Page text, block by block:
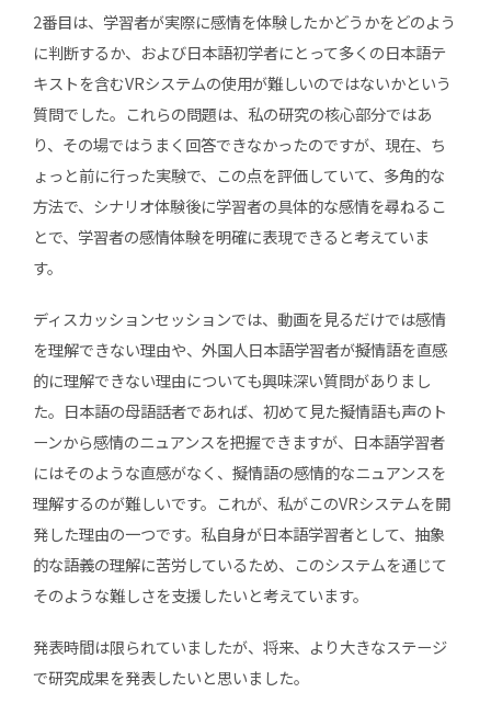
2番目は、学習者が実際に感情を体験したかどうかをどのよう
に判断するか、および日本語初学者にとって多くの日本語テ
キストを含むVRシステムの使用が難しいのではないかという
質問でした。これらの問題は、私の研究の核心部分ではあ
り、その場ではうまく回答できなかったのですが、現在、ち
ょっと前に行った実験で、この点を評価していて、多角的な
方法で、シナリオ体験後に学習者の具体的な感情を尋ねるこ
とで、学習者の感情体験を明確に表現できると考えていま
す。
ディスカッションセッションでは、動画を見るだけでは感情
を理解できない理由や、外国人日本語学習者が擬情語を直感
的に理解できない理由についても興味深い質問がありまし
た。日本語の母語話者であれば、初めて見た擬情語も声のト
ーンから感情のニュアンスを把握できますが、日本語学習者
にはそのような直感がなく、擬情語の感情的なニュアンスを
理解するのが難しいです。これが、私がこのVRシステムを開
発した理由の一つです。私自身が日本語学習者として、抽象
的な語義の理解に苦労しているため、このシステムを通じて
そのような難しさを支援したいと考えています。
発表時間は限られていましたが、将来、より大きなステージ
で研究成果を発表したいと思いました。